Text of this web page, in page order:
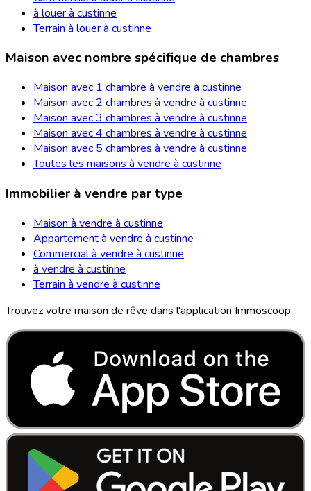
à louer à custinne
Terrain à louer à custinne
Maison avec nombre spécifique de chambres
Maison avec 1 chambre à vendre à custinne
Maison avec 2 chambres à vendre à custinne
Maison avec 3 chambres à vendre à custinne
Maison avec 4 chambres à vendre à custinne
Maison avec 5 chambres à vendre à custinne
Toutes les maisons à vendre à custinne
Immobilier à vendre par type
Maison à vendre à custinne
Appartement à vendre à custinne
Commercial à vendre à custinne
à vendre à custinne
Terrain à vendre à custinne
Trouvez votre maison de rêve dans l'application Immoscoop